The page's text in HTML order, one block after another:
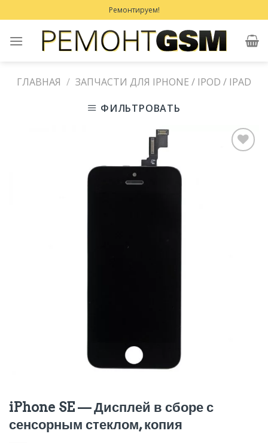
to
content
Ремонтируем!
ГЛАВНАЯ / ЗАПЧАСТИ ДЛЯ IPHONE / IPOD / IPAD
ФИЛЬТРОВАТЬ
iPhone SE — Дисплей в сборе с
сенсорным стеклом, копия